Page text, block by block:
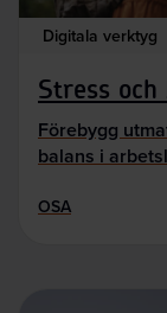
Digitala verktyg
Stress och
Förebygg
balans i
OSA